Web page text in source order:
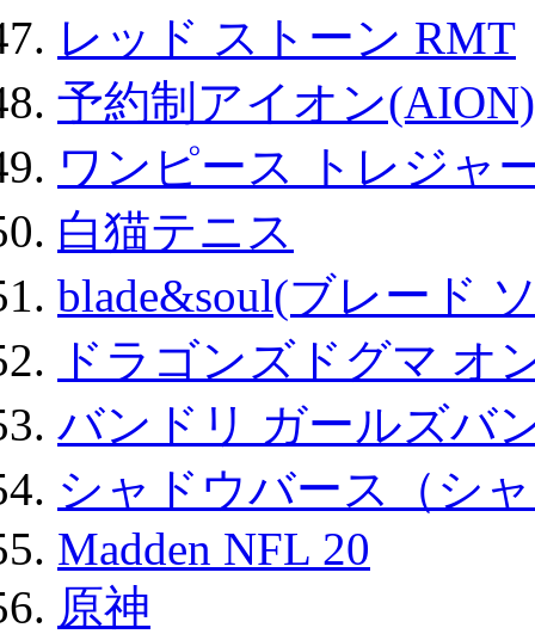
レッド ストーン RMT
予約制アイオン
ワンピース トレジャ
白猫テニス
blade&soul(ブレード
ドラゴンズドグマ オ
バンドリ ガールズバ
シャドウバース（シ
Madden NFL 20
原神